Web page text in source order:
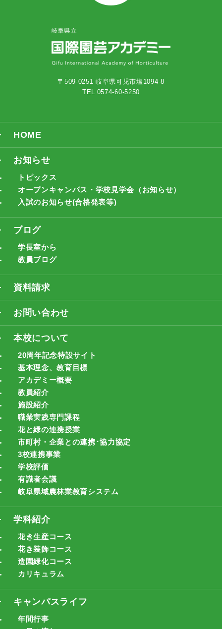
〒509-0251 岐阜県可児市塩1094-8
TEL 0574-60-5250
HOME
お知らせ
トピックス
オープンキャンパス・学校見学会（お知らせ）
入試のお知らせ(合格発表等)
ブログ
学長室から
教員ブログ
資料請求
お問い合わせ
本校について
20周年記念特設サイト
基本理念、教育目標
アカデミー概要
教員紹介
施設紹介
職業実践専門課程
花と緑の連携授業
市町村・企業との連携･協力協定
3校連携事業
学校評価
有識者会議
岐阜県域農林業教育システム
学科紹介
花き生産コース
花き装飾コース
造園緑化コース
カリキュラム
キャンパスライフ
年間行事